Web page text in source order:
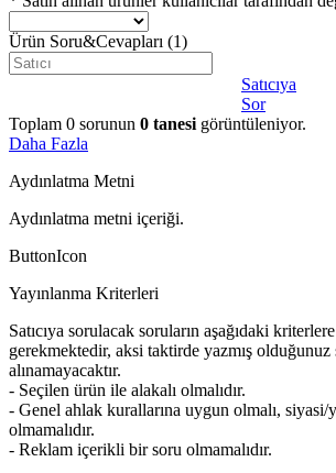
Ürün Soru&Cevapları (1)
Satıcıya
Sor
Toplam 0 sorunun 0 tanesi görüntüleniyor.
Daha Fazla
Aydınlatma Metni
Aydınlatma metni içeriği.
ButtonIcon
Yayınlanma Kriterleri
Satıcıya sorulacak soruların aşağıdaki
gerekmektedir, aksi taktirde yazmış olduğunuz
alınamayacaktır.
- Seçilen ürün ile alakalı olmalıdır.
- Genel ahlak kurallarına uygun olmalı,
olmamalıdır.
- Reklam içerikli bir soru olmamalıdır.